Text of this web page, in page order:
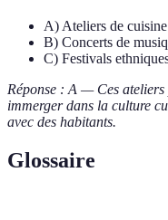
A) Ateliers de cuisine
B) Concerts de
C) Festivals
Réponse : A — Ces ateliers
immerger dans la culture
avec des habitants.
Glossaire